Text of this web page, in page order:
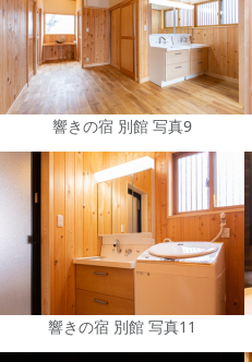
響きの宿 別館 写真9
響きの宿 別館 写真11